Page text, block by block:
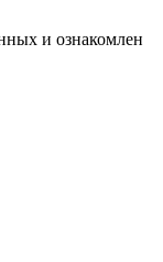
и ознакомлен